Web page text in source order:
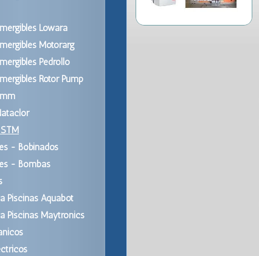
Lowara
Motorarg
Pedrollo
Rotor Pump
- Bobinados
- Bombas
Piscinas Aquabot
Piscinas Maytronics